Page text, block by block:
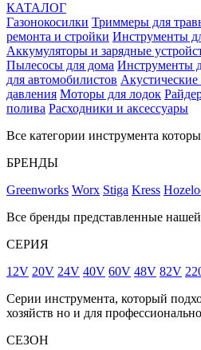
КАТАЛОГ
Газонокосилки Триммеры для
ремонта и стройки Инструменты
Аккумуляторы и зарядные
Пылесосы для дома Инструменты
для автомобилистов
давления Моторы для лодок
полива Расходники и аксессуары
Все категории инструмента
БРЕНДЫ
Greenworks Worx Stiga Kress
Все бренды представленные
СЕРИЯ
12V 20V 24V 40V 60V 48V 82V
Серии инструмента, который
хозяйств но и для
СЕЗОН